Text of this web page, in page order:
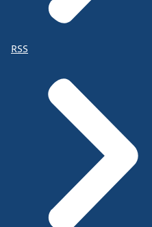
RSS